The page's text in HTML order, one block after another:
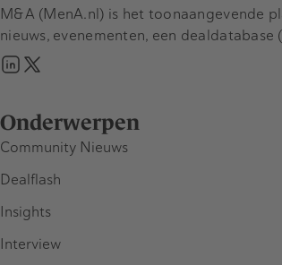
Onderwerpen
Community Nieuws
Dealflash
Insights
Interview
M&A (MenA.nl) is het toonaangevende
nieuws, evenementen, een